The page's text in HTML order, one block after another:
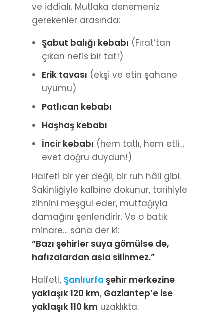
ve iddialı. Mutlaka denemeniz
gerekenler arasında:
Şabut balığı kebabı (Fırat’tan
çıkan nefis bir tat!)
Erik tavası (ekşi ve etin şahane
uyumu)
Patlıcan kebabı
Haşhaş kebabı
İncir kebabı (hem tatlı, hem etli…
evet doğru duydun!)
Halfeti bir yer değil, bir ruh hâli gibi.
Sakinliğiyle kalbine dokunur, tarihiyle
zihnini meşgul eder, mutfağıyla
damağını şenlendirir. Ve o batık
minare… sana der ki:
“Bazı şehirler suya gömülse de,
hafızalardan asla silinmez.”
Halfeti, Şanlıurfa şehir merkezine
yaklaşık 120 km, Gaziantep’e ise
yaklaşık 110 km uzaklıkta.